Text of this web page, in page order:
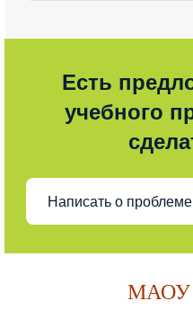
Есть
учебного
Написать о проблеме
МАОУ